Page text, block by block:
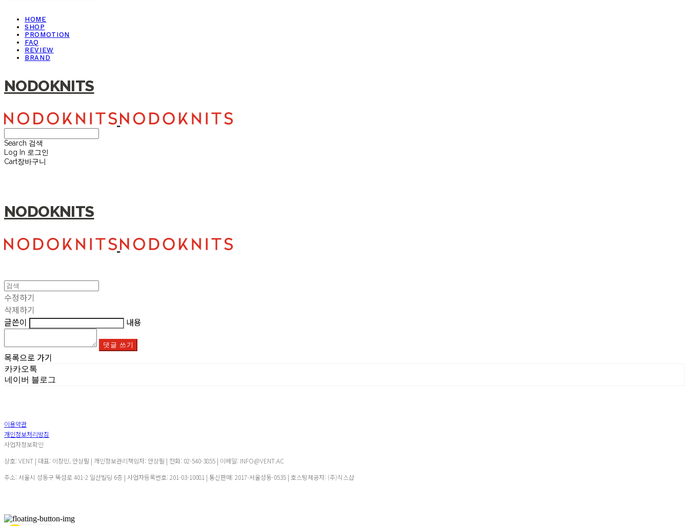
HOME
SHOP
PROMOTION
FAQ
REVIEW
BRAND
NODOKNITS
Search 검색
Log In 로그인
Cart장바구니
NODOKNITS
수정하기
삭제하기
글쓴이
내용
댓글 쓰기
목록으로 가기
카카오톡
네이버 블로그
이용약관
개인정보처리방침
사업자정보확인
상호: VENT | 대표: 이창민, 안상필 | 개인정보관리책임자: 안상필 | 전화: 02-540-3855 | 이메일: INFO@VENT.AC
주소: 서울시 성동구 뚝섬로 401-2 일산빌딩 6층 | 사업자등록번호: 201-03-10081 | 통신판매: 2017-서울성동-0535 | 호스팅제공자: (주)식스샵